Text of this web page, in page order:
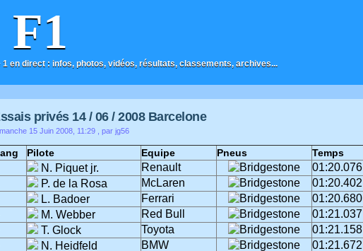
1 en direct : infos, photos, vidéos, résultats, classements, archives...
privés 14 / 06 / 2008 Barcelone
15 Juin 2008, 11:29 , par jg56
Pilote Equipe Pneus Temps
N. Piquet jr. Renault 01:20.076
P. de la Rosa McLaren 01:20.402
L. Badoer Ferrari 01:20.680
M. Webber Red Bull 01:21.037
T. Glock Toyota 01:21.158
N. Heidfeld BMW 01:21.672